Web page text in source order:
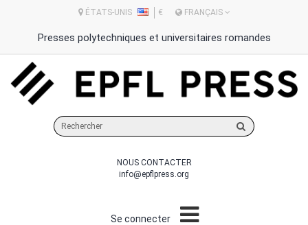
ÉTATS-UNIS € FRANÇAIS
Presses polytechniques et universitaires romandes
sur
site
NOUS CONTACTER
info@epflpress.org
Se connecter